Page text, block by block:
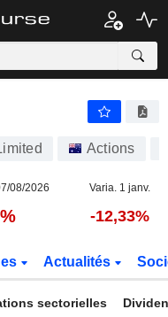
Actions
08/2026 Varia. 1 janv.
-12,33%
Actualités
sectorielles